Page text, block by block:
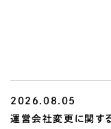
2026.08.05
運営会社変更に関す